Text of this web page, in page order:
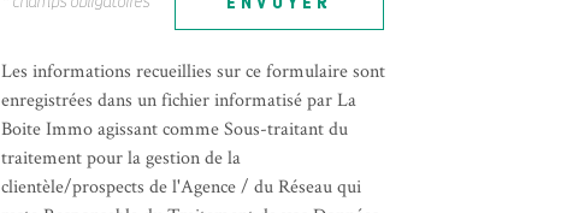
Les informations recueillies sur ce formulaire sont
enregistrées dans un fichier informatisé par La
Boite Immo agissant comme Sous-traitant du
traitement pour la gestion de la
clientèle/prospects de l'Agence / du Réseau qui